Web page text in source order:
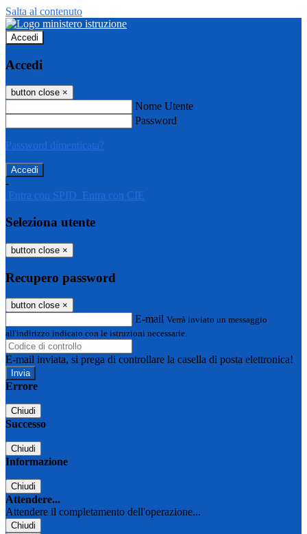
Salta al contenuto
Accedi
Accedi
button close ×
Nome Utente
Password
Password dimenticata?
-
Entra con SPID Entra con CIE
Seleziona utente
button close ×
Recupero password
button close ×
E-mail Verrà inviato un messaggio
all'indirizzo indicato con le istruzioni necessarie.
E-mail inviata, si prega di controllare la casella di posta elettronica!
Errore
Chiudi
Successo
Chiudi
Informazione
Chiudi
Attendere...
Attendere il completamento dell'operazione...
Chiudi